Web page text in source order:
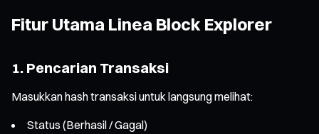
Fitur Utama Linea Block Explorer
1. Pencarian Transaksi
Masukkan hash transaksi untuk langsung melihat:
Status (Berhasil / Gagal)